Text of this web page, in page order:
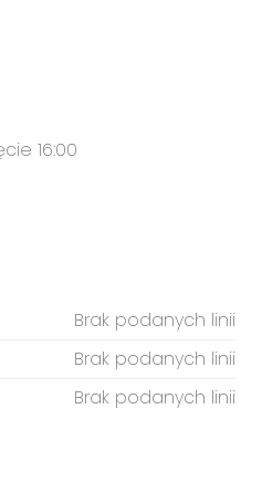
16:00
Brak podanych linii
Brak podanych linii
Brak podanych linii